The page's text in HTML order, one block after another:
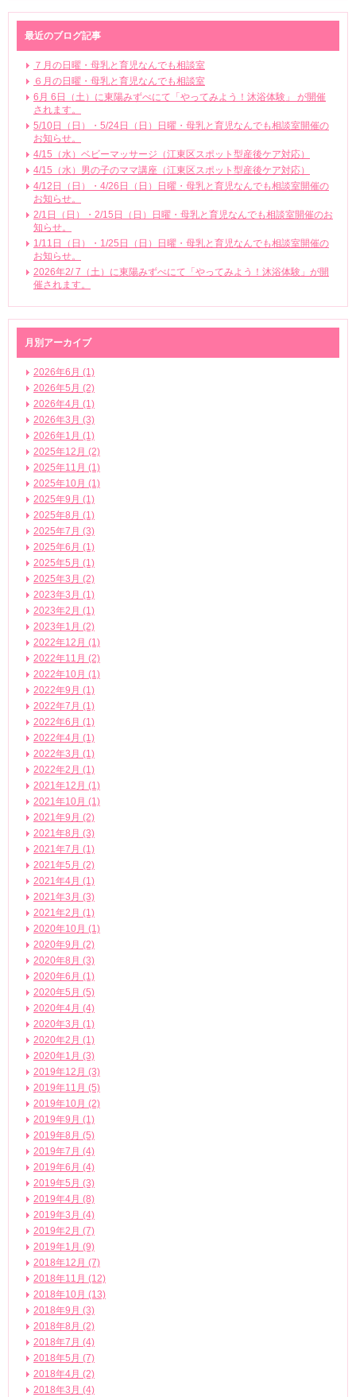
最近のブログ記事
７月の日曜・母乳と育児なんでも相談室
６月の日曜・母乳と育児なんでも相談室
6月 6日（土）に東陽みずべにて「やってみよう！沐浴体験」 が開催
されます。
5/10日（日）・5/24日（日）日曜・母乳と育児なんでも相談室開催の
お知らせ。
4/15（水）ベビーマッサージ（江東区スポット型産後ケア対応）
4/15（水）男の子のママ講座（江東区スポット型産後ケア対応）
4/12日（日）・4/26日（日）日曜・母乳と育児なんでも相談室開催の
お知らせ。
2/1日（日）・2/15日（日）日曜・母乳と育児なんでも相談室開催のお
知らせ。
1/11日（日）・1/25日（日）日曜・母乳と育児なんでも相談室開催の
お知らせ。
2026年2/ 7（土）に東陽みずべにて「やってみよう！沐浴体験」が開
催されます。
月別アーカイブ
2026年6月 (1)
2026年5月 (2)
2026年4月 (1)
2026年3月 (3)
2026年1月 (1)
2025年12月 (2)
2025年11月 (1)
2025年10月 (1)
2025年9月 (1)
2025年8月 (1)
2025年7月 (3)
2025年6月 (1)
2025年5月 (1)
2025年3月 (2)
2023年3月 (1)
2023年2月 (1)
2023年1月 (2)
2022年12月 (1)
2022年11月 (2)
2022年10月 (1)
2022年9月 (1)
2022年7月 (1)
2022年6月 (1)
2022年4月 (1)
2022年3月 (1)
2022年2月 (1)
2021年12月 (1)
2021年10月 (1)
2021年9月 (2)
2021年8月 (3)
2021年7月 (1)
2021年5月 (2)
2021年4月 (1)
2021年3月 (3)
2021年2月 (1)
2020年10月 (1)
2020年9月 (2)
2020年8月 (3)
2020年6月 (1)
2020年5月 (5)
2020年4月 (4)
2020年3月 (1)
2020年2月 (1)
2020年1月 (3)
2019年12月 (3)
2019年11月 (5)
2019年10月 (2)
2019年9月 (1)
2019年8月 (5)
2019年7月 (4)
2019年6月 (4)
2019年5月 (3)
2019年4月 (8)
2019年3月 (4)
2019年2月 (7)
2019年1月 (9)
2018年12月 (7)
2018年11月 (12)
2018年10月 (13)
2018年9月 (3)
2018年8月 (2)
2018年7月 (4)
2018年5月 (7)
2018年4月 (2)
2018年3月 (4)